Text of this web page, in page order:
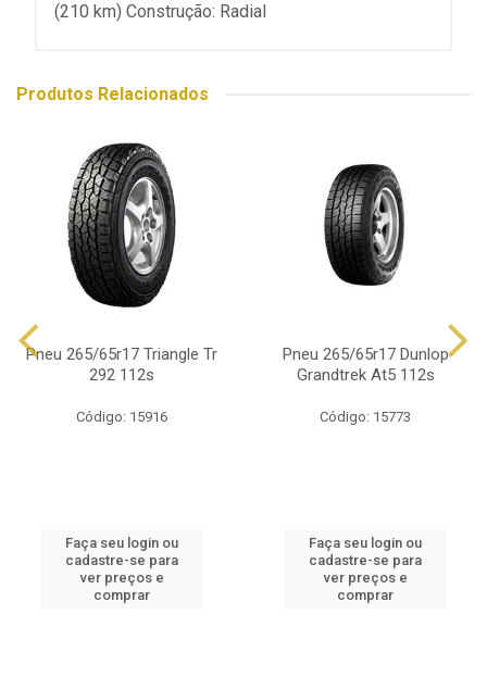
(210 km) Construção: Radial
Produtos Relacionados
Pneu 265/65r17 Triangle Tr
292 112s
Código: 15916
Faça seu login ou
cadastre-se para
ver preços e
comprar
Pneu 265/65r17 Dunlop
Grandtrek At5 112s
Código: 15773
Faça seu login ou
cadastre-se para
ver preços e
comprar